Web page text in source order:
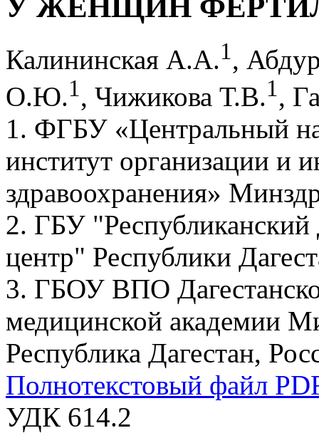
У ЖЕНЩИН
Калининская А.А.1,
О.Ю.1, Чижикова Т.В.1,
1. ФГБУ «Центральный
институт организации и
здравоохранения»
2. ГБУ "Республиканский
центр" Республики
3. ГБОУ ВПО
медицинской академии
Республика Дагестан,
Полнотекстовый файл
УДК 614.2